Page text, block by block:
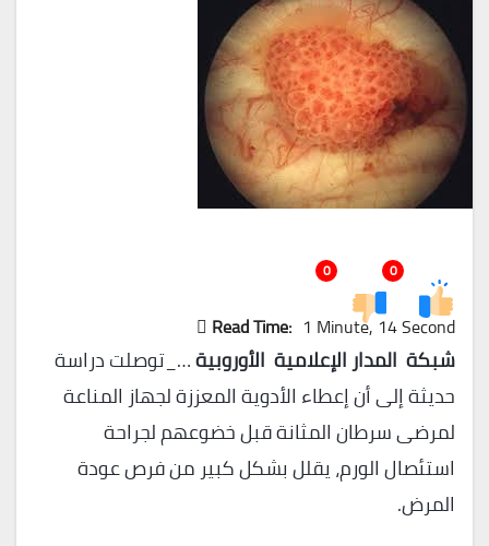
0
0
Read Time: 1 Minute, 14 Second
شبكة المدار الإعلامية الأوروبية…_توصلت دراسة
حديثة إلى أن إعطاء الأدوية المعززة لجهاز المناعة
لمرضى سرطان المثانة قبل خضوعهم لجراحة
استئصال الورم، يقلل بشكل كبير من فرص عودة
المرض.